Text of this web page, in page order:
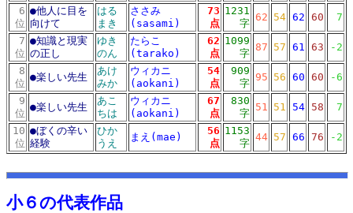
6
位
●他人に目を
向けて
はる
まき
ささみ
(sasami)
73
点
1231
字
62 54 62 60
7
7
位
●知識と現実
の正し
ゆき
のん
たらこ
(tarako)
62
点
1099
字
87 57 61 63
-2
8
位
●楽しい先生
あけ
みか
ウィカニ
(aokani)
54
点
909
字
95 56 60 60
-6
9
位
●楽しい先生
あこ
ちは
ウィカニ
(aokani)
67
点
830
字
51 51 54 58
7
10
位
●ぼくの辛い
経験
ひか
うえ
まえ(mae)
56
点
1153
字
44 57 66 76
-2
小６の代表作品